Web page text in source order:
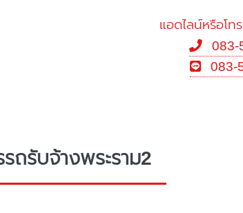
แอดไลน์หรือโ
083-
083-
ถรับจ้างพระราม2